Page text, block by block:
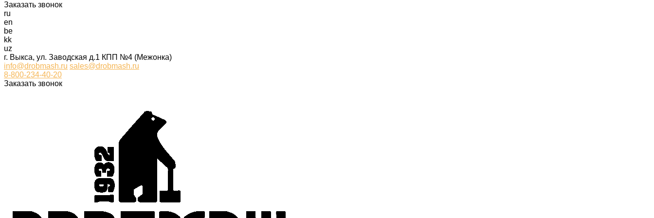
Заказать звонок
ru
en
be
kk
uz
г. Выкса, ул. Заводская д.1 КПП №4 (Межонка)
info@drobmash.ru sales@drobmash.ru
8-800-234-40-20
Заказать звонок